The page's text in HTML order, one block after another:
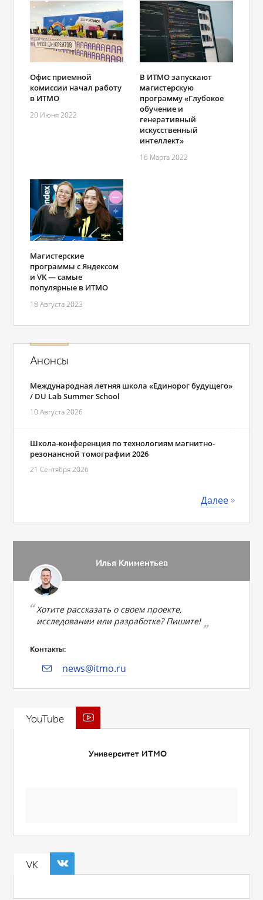
Офис приемной
комиссии начал работу
в ИТМО
20 Июня 2022
В ИТМО запускают
магистерскую
программу «Глубокое
обучение и
генеративный
искусственный
интеллект»
16 Марта 2022
Магистерские
программы с Яндексом
и VK ― самые
популярные в ИТМО
18 Августа 2023
Анонсы
Международная летняя школа «Единорог будущего»
/ DU Lab Summer School
10 Августа 2026
Школа-конференция по технологиям магнитно-
резонансной томографии 2026
21 Сентября 2026
Далее
Илья Климентьев
Хотите рассказать о своем проекте,
исследовании или разработке? Пишите!
Контакты:
news@itmo.ru
YouTube
Университет ИТМО
VK